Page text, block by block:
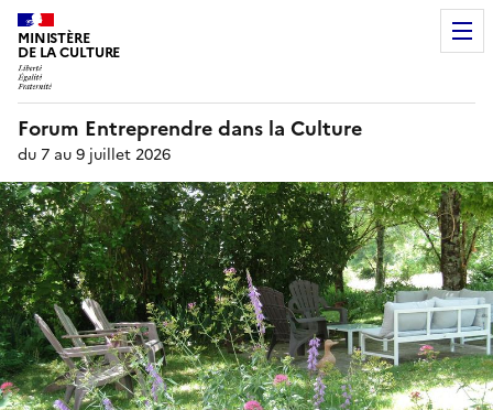
MINISTÈRE
DE LA CULTURE
Forum Entreprendre dans la Culture
du 7 au 9 juillet 2026